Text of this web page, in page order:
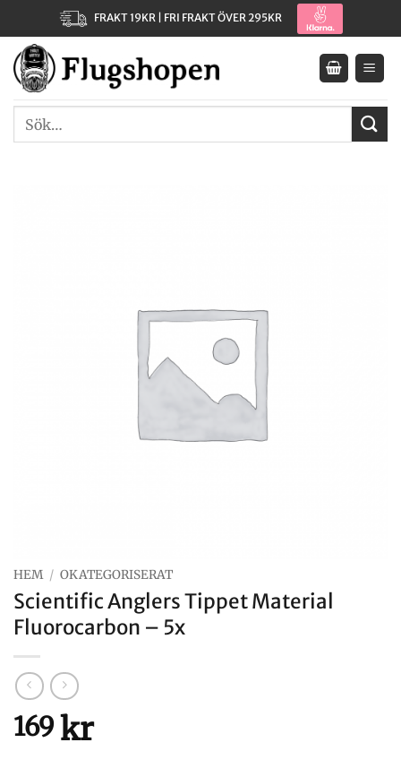
to
content
FRAKT 19KR | FRI FRAKT ÖVER 295KR
HEM / OKATEGORISERAT
Scientific Anglers Tippet Material
Fluorocarbon – 5x
169kr